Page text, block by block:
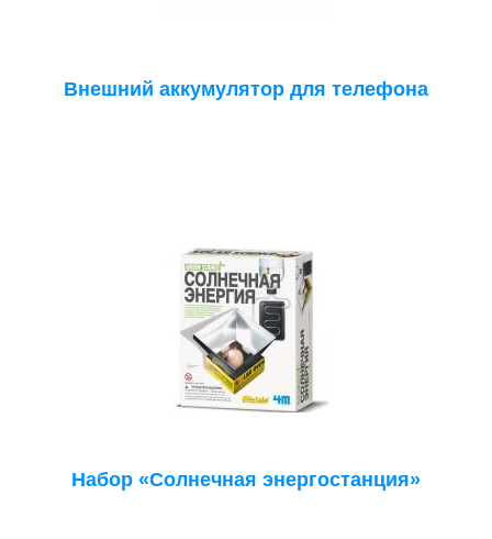
Внешний аккумулятор для телефона
Набор «Солнечная энергостанция»